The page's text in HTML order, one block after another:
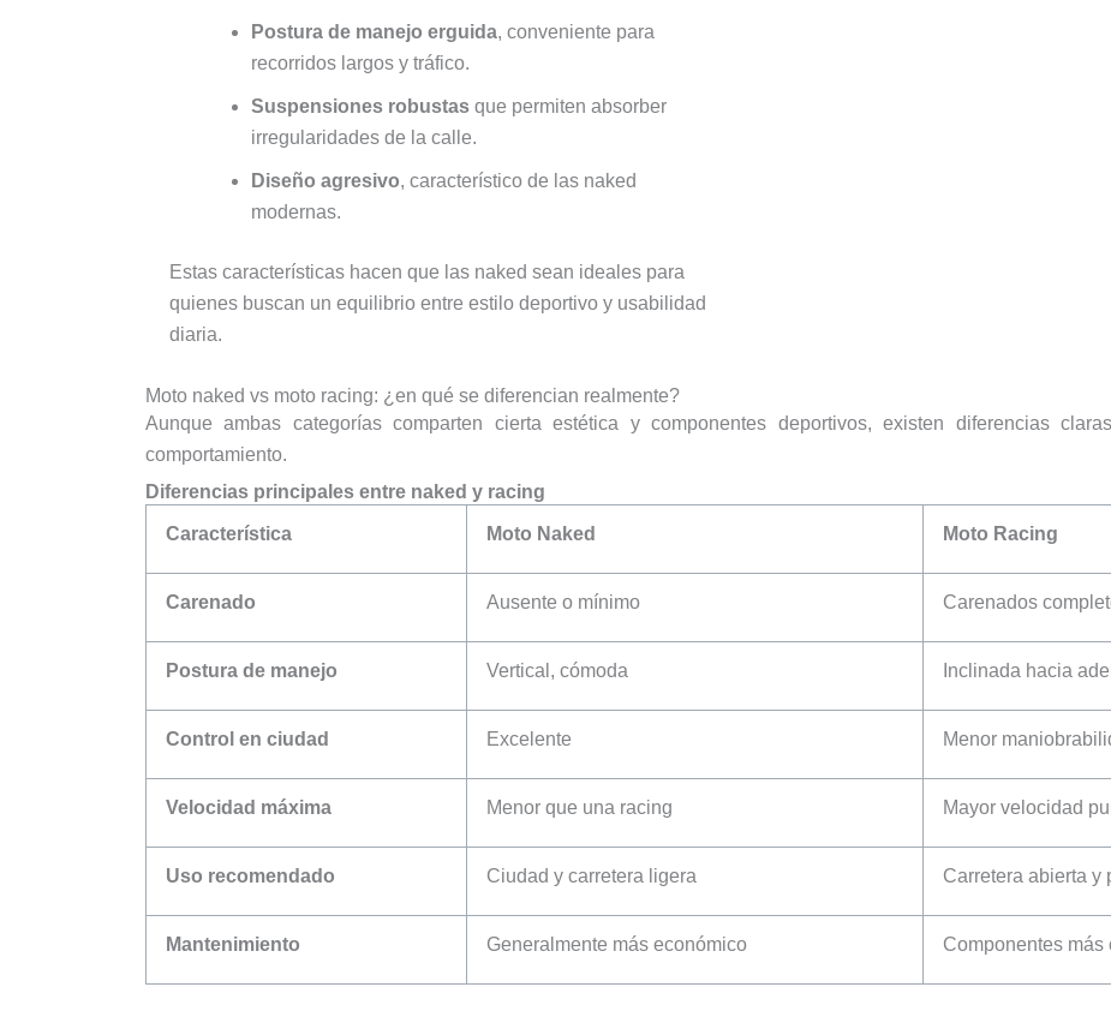
Postura de manejo erguida, conveniente para
recorridos largos y tráfico.
Suspensiones robustasque permiten absorber
irregularidades de la calle.
Diseño agresivo, característico de las naked
modernas.
Estas características hacen que las naked sean ideales para
quienes buscan un equilibrio entre estilo deportivo y usabilidad
diaria.
Moto naked vs moto racing: ¿en qué se diferencian realmente?
Aunque ambas categorías comparten cierta estética y componentes deportivos, existen diferencias
comportamiento.
Diferencias principales entre naked y racing
Característica Moto Naked Moto Racing
Carenado Ausente o mínimo Carenados
Postura de manejo Vertical, cómoda Inclinada hacia
Control en ciudad Excelente Menor
Velocidad máxima Menor que una racing Mayor velocidad
Uso recomendado Ciudad y carretera ligera Carretera abierta y
Mantenimiento Generalmente más económico Componentes más